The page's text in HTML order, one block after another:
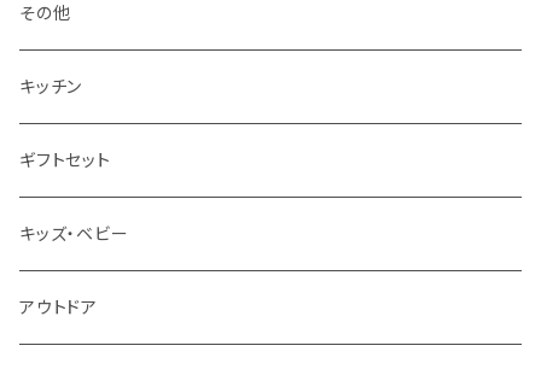
皿
箸
グラス
その他
キッチン
ギフトセット
キッズ・ベビー
アウトドア